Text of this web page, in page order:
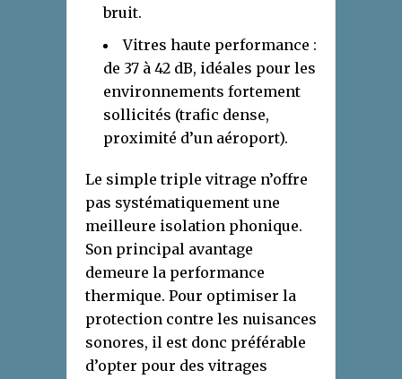
bruit.
Vitres haute performance :
de 37 à 42 dB, idéales pour les
environnements fortement
sollicités (trafic dense,
proximité d’un aéroport).
Le simple triple vitrage n’offre
pas systématiquement une
meilleure isolation phonique.
Son principal avantage
demeure la performance
thermique. Pour optimiser la
protection contre les nuisances
sonores, il est donc préférable
d’opter pour des vitrages